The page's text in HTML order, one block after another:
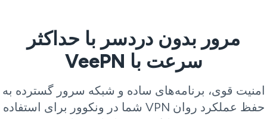
مرور بدون دردسر با حداکثر
سرعت با VeePN
قوی، برنامه‌های ساده و شبکه سرور گسترده به
حفظ عملکرد روان VPN شما در ونکوور برای استفاده